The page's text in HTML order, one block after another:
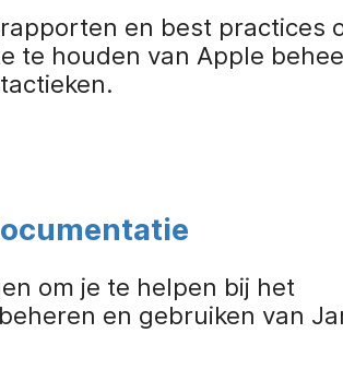
en best practices
te houden van Apple
om je te helpen bij het
en gebruiken van